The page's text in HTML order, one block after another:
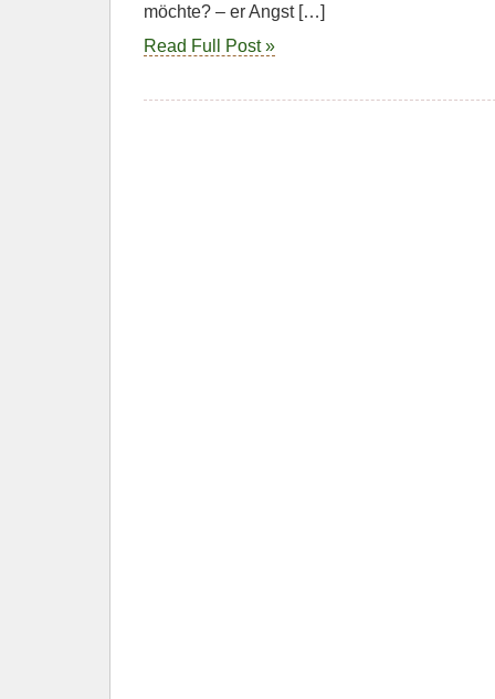
möchte? – er Angst […]
Read Full Post »